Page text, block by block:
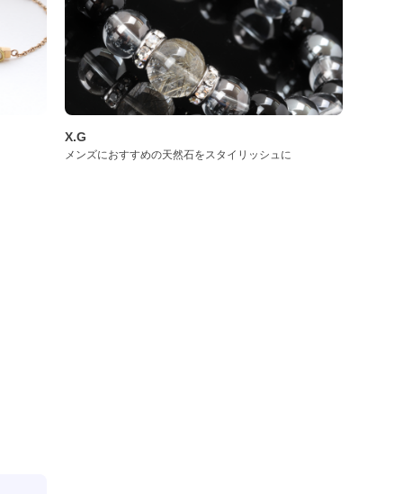
X.G
メンズにおすすめの天然石をスタイリッシュに